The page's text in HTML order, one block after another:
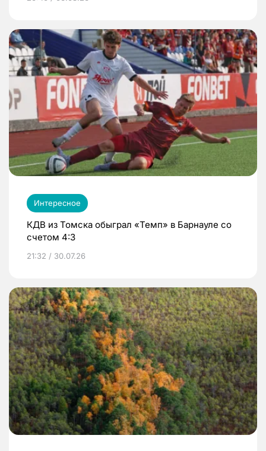
Интересное
КДВ из Томска обыграл «Темп» в Барнауле со
счетом 4:3
21:32 / 30.07.26